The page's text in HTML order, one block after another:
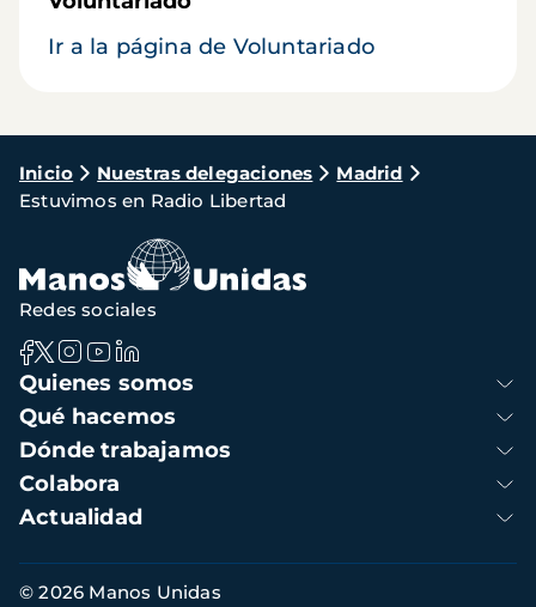
Ir a la página de Voluntariado
Ruta
de
navegación
Inicio Nuestras delegaciones
Madrid
Estuvimos en Radio Libertad
Navegación
principal
Quienes somos
Qué hacemos
Dónde trabajamos
Colabora
Actualidad
Redes sociales
Información
© 2026 Manos Unidas